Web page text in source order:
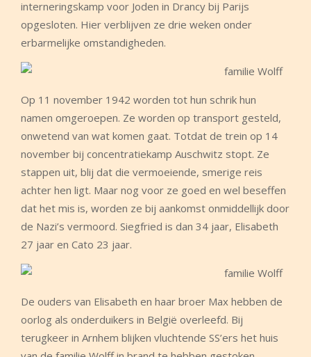
interneringskamp voor Joden in Drancy bij Parijs
opgesloten. Hier verblijven ze drie weken onder
erbarmelijke omstandigheden.
Op 11 november 1942 worden tot hun schrik hun
namen omgeroepen. Ze worden op transport gesteld,
onwetend van wat komen gaat. Totdat de trein op 14
november bij concentratiekamp Auschwitz stopt. Ze
stappen uit, blij dat die vermoeiende, smerige reis
achter hen ligt. Maar nog voor ze goed en wel beseffen
dat het mis is, worden ze bij aankomst onmiddellijk door
de Nazi’s vermoord. Siegfried is dan 34 jaar, Elisabeth
27 jaar en Cato 23 jaar.
De ouders van Elisabeth en haar broer Max hebben de
oorlog als onderduikers in België overleefd. Bij
terugkeer in Arnhem blijken vluchtende SS’ers het huis